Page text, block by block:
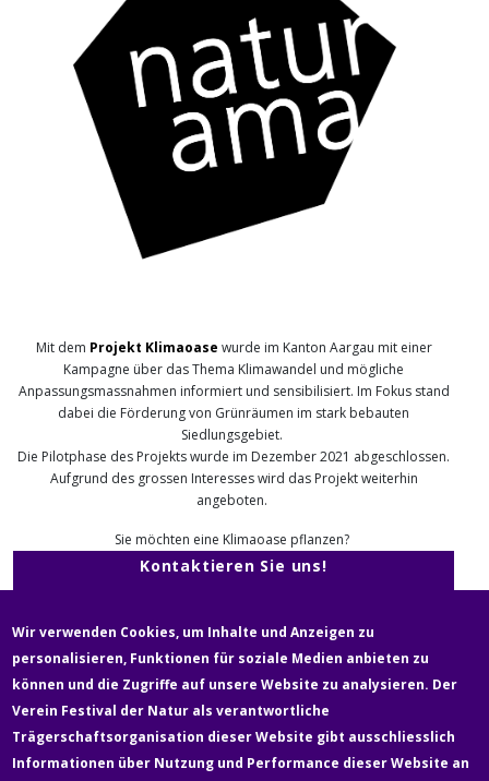
Mit dem Projekt Klimaoase wurde im Kanton Aargau mit einer
Kampagne über das Thema Klimawandel und mögliche
Anpassungsmassnahmen informiert und sensibilisiert. Im Fokus stand
dabei die Förderung von Grünräumen im stark bebauten
Siedlungsgebiet.
Die Pilotphase des Projekts wurde im Dezember 2021 abgeschlossen.
Aufgrund des grossen Interesses wird das Projekt weiterhin
angeboten.
Sie möchten eine Klimaoase pflanzen?
Kontaktieren Sie uns!
Klimaoasen gedeihen auch in der Innerschweiz. Die Aargauer Initiative
hat damit Nachahmer gefunden:
Fußzeile
Newsletter Über uns Kontakt Medien
Wir verwenden Cookies, um Inhalte und Anzeigen zu
personalisieren, Funktionen für soziale Medien anbieten zu
können und die Zugriffe auf unsere Website zu analysieren. Der
Verein Festival der Natur als verantwortliche
Trägerschaftsorganisation dieser Website gibt ausschliesslich
Informationen über Nutzung und Performance dieser Website an